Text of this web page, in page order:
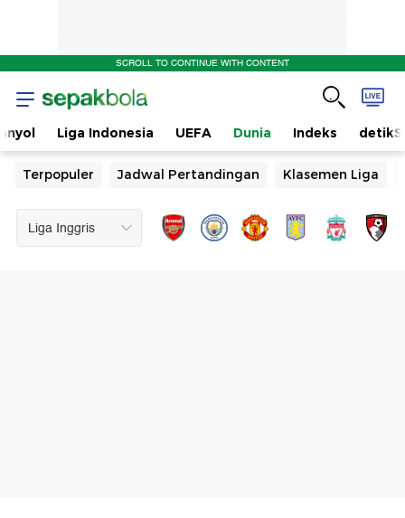
SCROLL TO CONTINUE WITH CONTENT
Liga Indonesia UEFA Dunia Indeks
Terpopuler Jadwal Pertandingan Klasemen Liga